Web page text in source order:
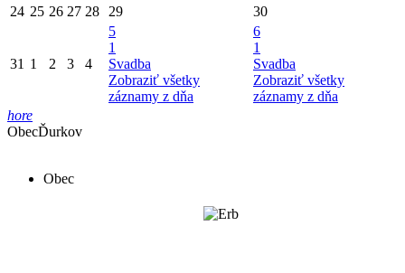
24 25 26 27 28 29 30
31 1 2 3 4
5
1
Svadba
Zobraziť všetky
záznamy z dňa
6
1
Svadba
Zobraziť všetky
záznamy z dňa
hore
ObecĎurkov
Obec